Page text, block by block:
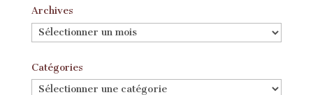
Archives
Archives
Catégories
Catégories